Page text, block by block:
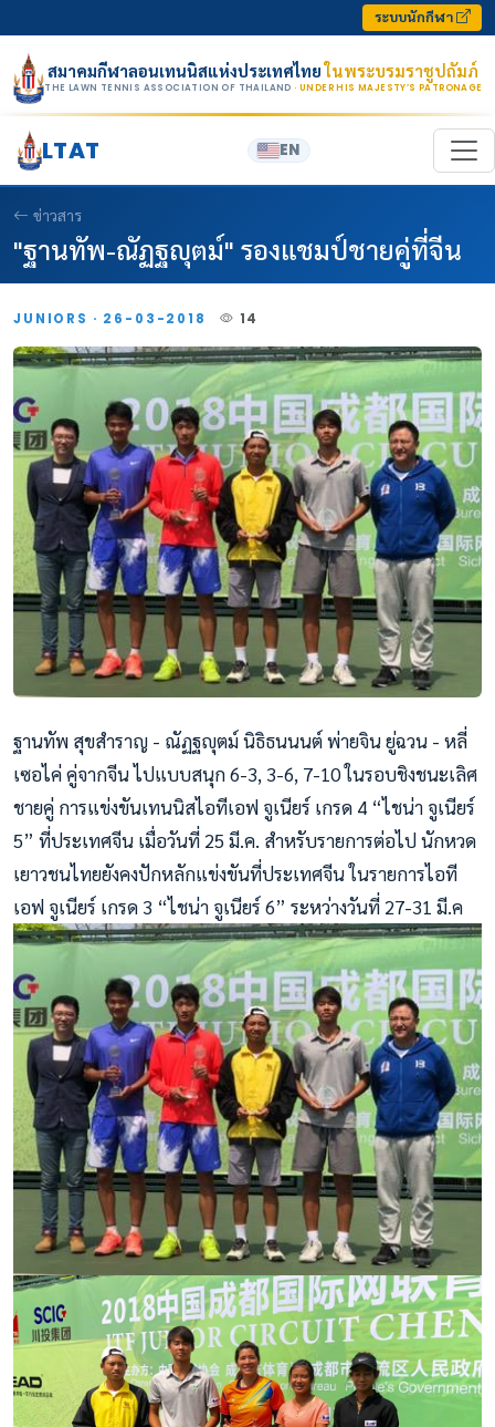
ระบบนักกีฬา
สมาคมกีฬาลอนเทนนิสแห่งประเทศไทยในพระบรมราชูปถัมภ์
THE LAWN TENNIS ASSOCIATION OF THAILAND · UNDER HIS MAJESTY’S PATRONAGE
LTAT EN
ข่าวสาร
"ฐานทัพ-ณัฏฐญุตม์" รองแชมป์ชายคู่ที่จีน
JUNIORS · 26-03-2018 14
ฐานทัพ สุขสำราญ - ณัฏฐญุตม์ นิธิธนนนต์ พ่ายจิน ยู่ฉวน - หลี่
เซอไค่ คู่จากจีน ไปแบบสนุก 6-3, 3-6, 7-10 ในรอบชิงชนะเลิศ
ชายคู่ การแข่งขันเทนนิสไอทีเอฟ จูเนียร์ เกรด 4 “ไชน่า จูเนียร์
5” ที่ประเทศจีน เมื่อวันที่ 25 มี.ค. สำหรับรายการต่อไป นักหวด
เยาวชนไทยยังคงปักหลักแข่งขันที่ประเทศจีน ในรายการไอที
เอฟ จูเนียร์ เกรด 3 “ไชน่า จูเนียร์ 6” ระหว่างวันที่ 27-31 มี.ค